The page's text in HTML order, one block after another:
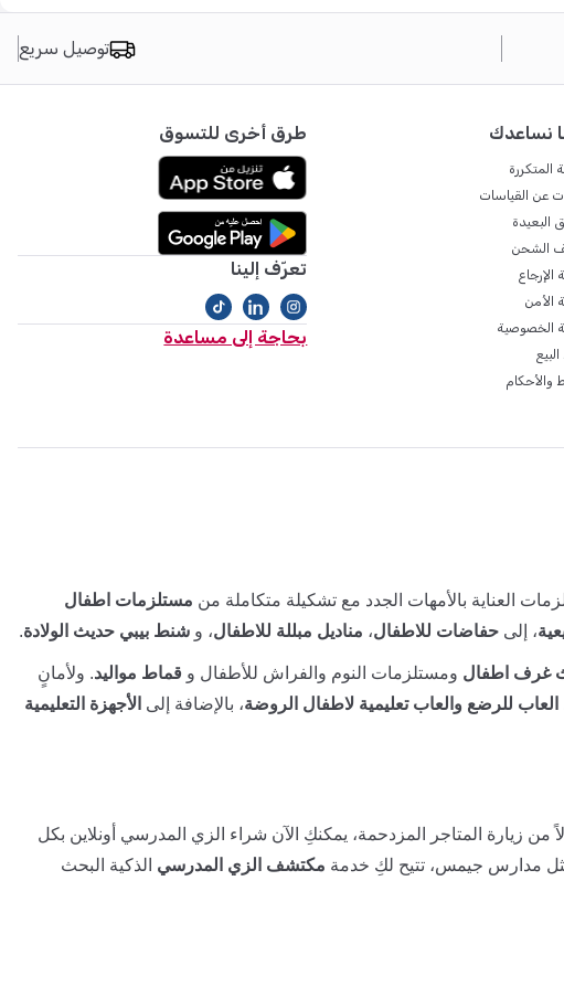
توصيل سريع
نساعدك
المتكررة
عن القياسات
البعيدة
الشحن
الأمن
الخصوصية
والأحكام
طرق أخرى للتسوق
تعرّف إلينا
بحاجة إلى مساعدة
العناية بالأمهات الجدد مع تشكيلة متكاملة من مستلزمات اطفال
، إلى حفاضات للاطفال، مناديل مبللة للاطفال، و شنط بيبي حديث الولادة.
غرف اطفال ومستلزمات النوم والفراش للأطفال و قماط مواليد. ولأمانٍ
العاب للرضع والعاب تعليمية لاطفال الروضة، بالإضافة إلى الأجهزة التعليمية
من زيارة المتاجر المزدحمة، يمكنكِ الآن شراء الزي المدرسي أونلاين بكل
مدارس جيمس، تتيح لكِ خدمة مكتشف الزي المدرسي الذكية البحث